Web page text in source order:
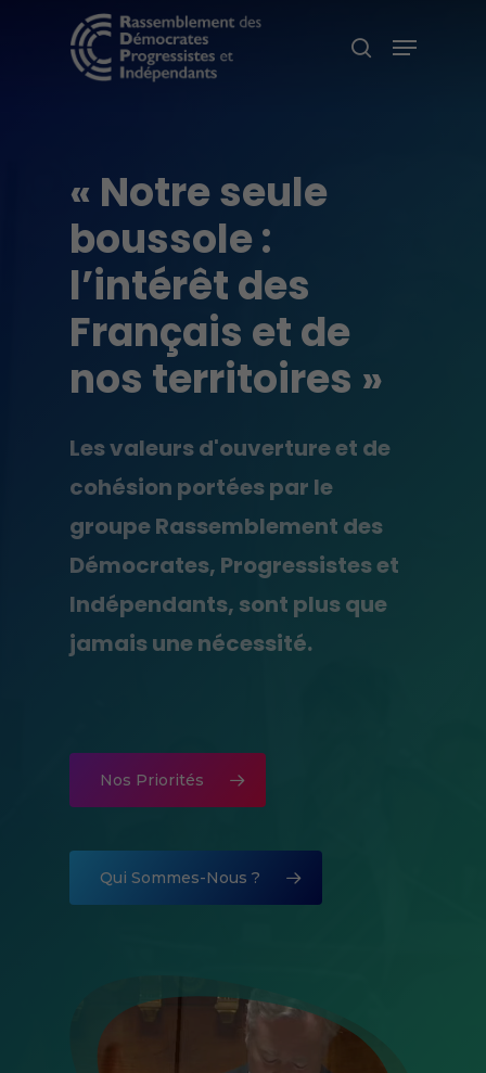
search
Menu
« Notre seule
boussole :
l’intérêt des
Français et de
nos territoires »
Les valeurs d'ouverture et de
cohésion portées par le
groupe Rassemblement des
Démocrates, Progressistes et
Indépendants, sont plus que
jamais une nécessité.
Nos Priorités
Qui Sommes-Nous ?